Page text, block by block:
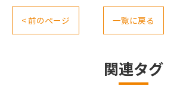
< 前のページ 一覧に戻る
関連タグ